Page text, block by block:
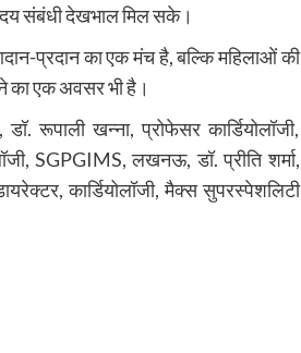
संबंधी देखभाल मिल सके।
प्रदान का एक मंच है, बल्कि महिलाओं की
का एक अवसर भी है।
रूपाली खन्ना, प्रोफेसर कार्डियोलॉजी,
SGPGIMS, लखनऊ, डॉ. प्रीति शर्मा,
कार्डियोलॉजी, मैक्स सुपरस्पेशलिटी